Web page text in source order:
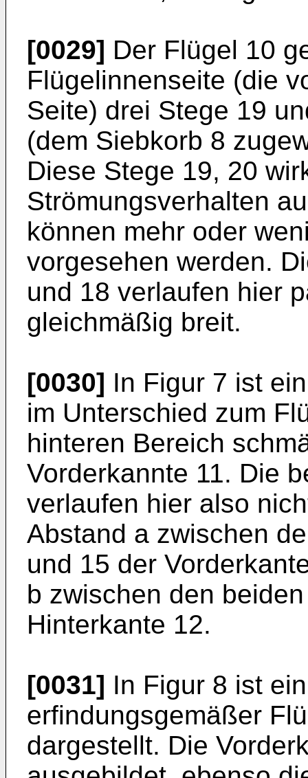
[0029] Der Flügel 10
Flügelinnenseite (die
Seite) drei Stege 19
(dem Siebkorb 8
Diese Stege 19, 20
Strömungsverhalten
können mehr oder
vorgesehen werden.
und 18 verlaufen hier
gleichmäßig breit.
[0030] In Figur 7 ist
im Unterschied zum
hinteren Bereich
Vorderkannte 11. Die
verlaufen hier also
Abstand a zwischen
und 15 der
b zwischen den
Hinterkante 12.
[0031] In Figur 8 ist
erfindungsgemäßer
dargestellt. Die